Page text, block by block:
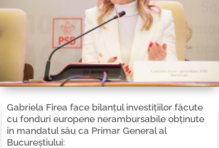
Gabriela Firea face bilanțul investițiilor făcute
cu fonduri europene nerambursabile obținute
în mandatul său ca Primar General al
Bucureștiului: